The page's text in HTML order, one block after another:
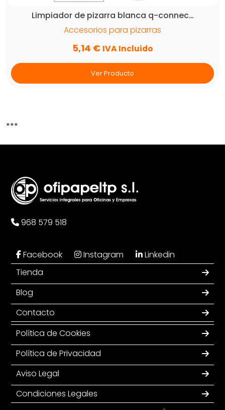
Limpiador de pizarra blanca q-connec…
Accesorios para pizarras
5,14 € IVA Incluido
Ver Producto
***
968 579 518
Facebook Instagram
Linkedin
Tienda
Blog
Contacto
Política de Cookies
Política de Privacidad
Aviso Legal
Condiciones Legales